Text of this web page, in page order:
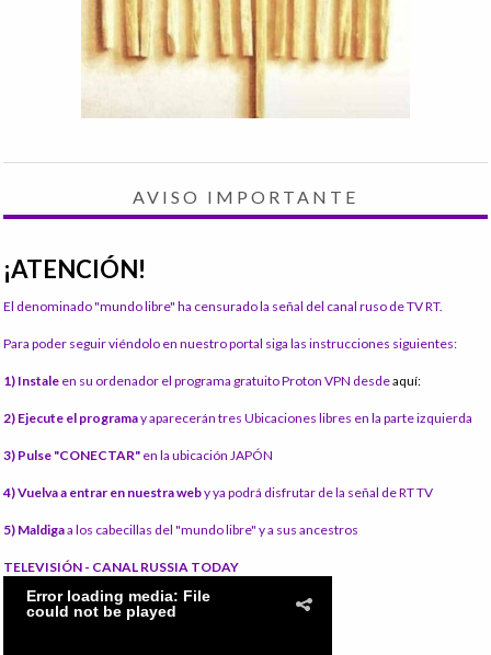
AVISO IMPORTANTE
¡ATENCIÓN!
El denominado "mundo libre" ha censurado la señal del canal ruso de TV RT.
Para poder seguir viéndolo en nuestro portal siga las instrucciones siguientes:
1) Instale en su ordenador el programa gratuito Proton VPN desdeaquí:
2) Ejecute el programay aparecerán tres Ubicaciones libres en la parte izquierda
3) Pulse "CONECTAR" en la ubicación JAPÓN
4) Vuelva a entrar en nuestra weby ya podrá disfrutar de la señal de RT TV
5) Maldigaa los cabecillas del "mundo libre" y a sus ancestros
TELEVISIÓN - CANAL RUSSIA TODAY